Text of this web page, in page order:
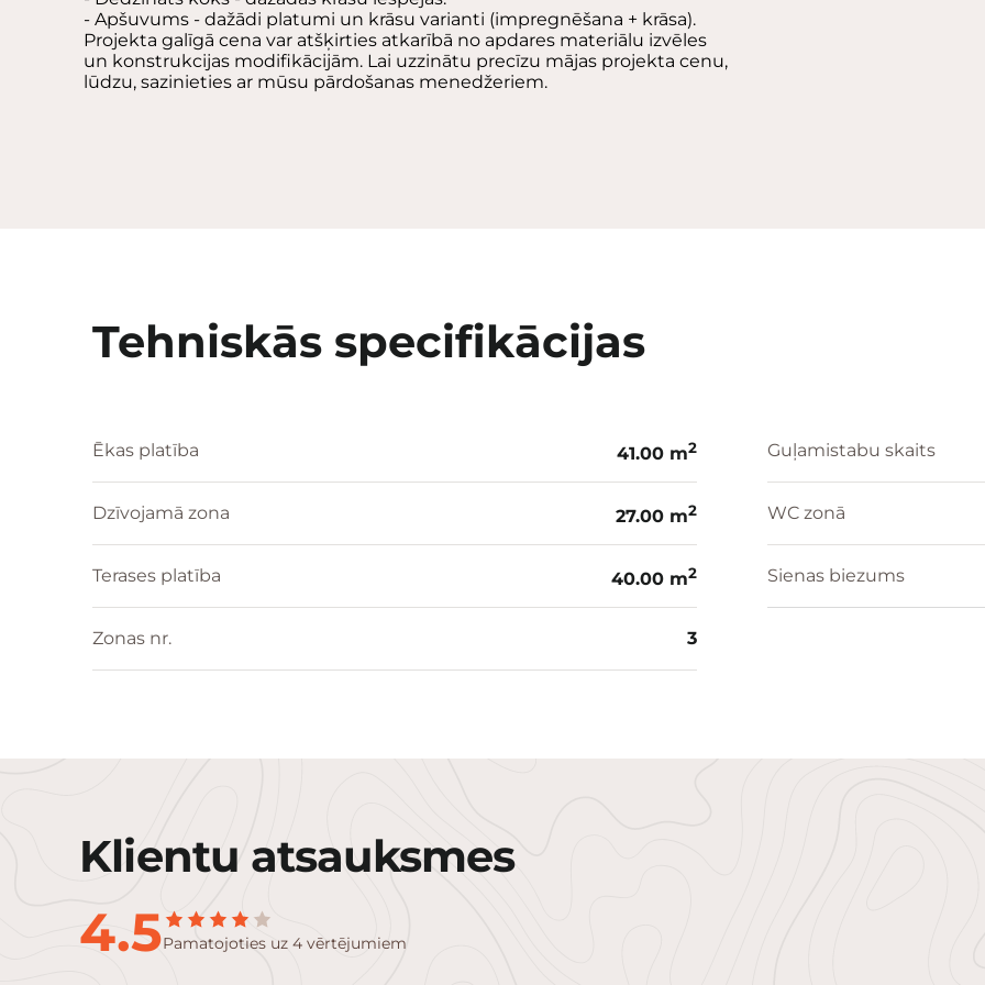
- Apšuvums - dažādi platumi un krāsu varianti (impregnēšana + krāsa).
Projekta galīgā cena var atšķirties atkarībā no apdares materiālu izvēles
un konstrukcijas modifikācijām. Lai uzzinātu precīzu mājas projekta cenu,
lūdzu, sazinieties ar mūsu pārdošanas menedžeriem.
Tehniskās specifikācijas
Ēkas platība 41.00 m2
Dzīvojamā zona 27.00 m2
Terases platība 40.00 m2
Zonas nr. 3
Guļamistabu skaits
WC zonā
Sienas biezums
Klientu atsauksmes
4.5Pamatojoties uz 4 vērtējumiem